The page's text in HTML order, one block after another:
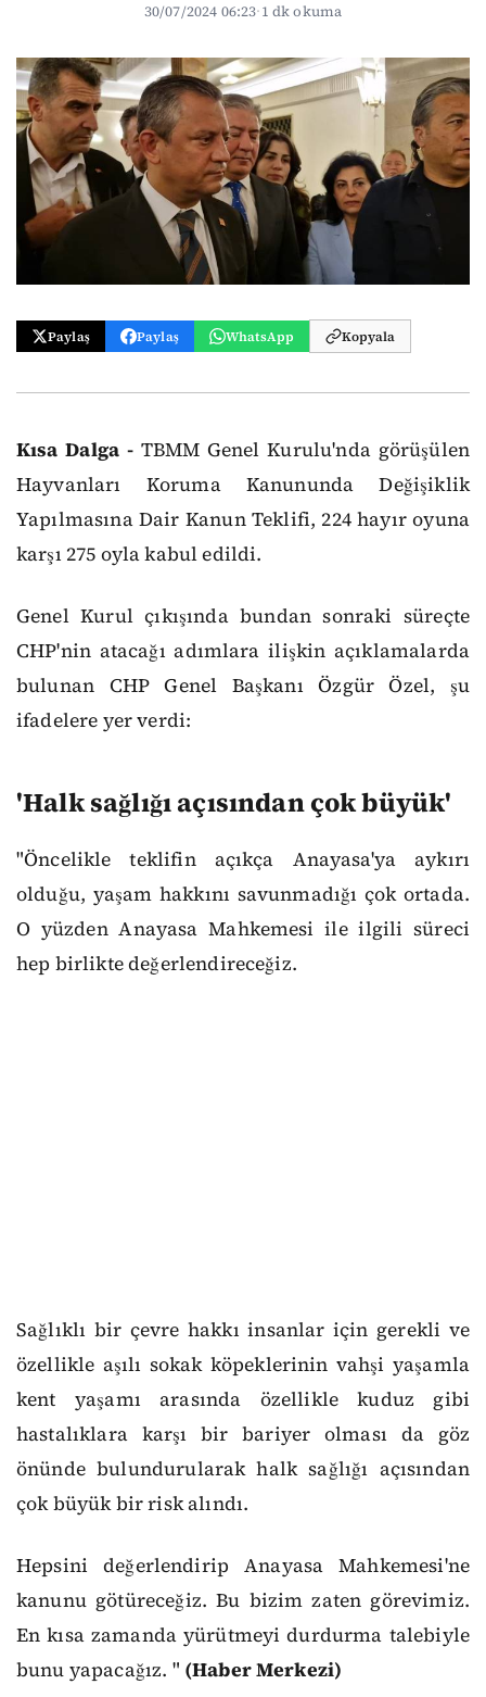
30/07/2024 06:23·1 dk okuma
Paylaş Paylaş WhatsApp Kopyala
Kısa Dalga -TBMM Genel Kurulu'nda görüşülen
Hayvanları Koruma Kanununda Değişiklik
Yapılmasına Dair Kanun Teklifi, 224 hayır oyuna
karşı 275 oyla kabul edildi.
Genel Kurul çıkışında bundan sonraki süreçte
CHP'nin atacağı adımlara ilişkin açıklamalarda
bulunan CHP Genel Başkanı Özgür Özel, şu
ifadelere yer verdi:
'Halk sağlığı açısından çok büyük'
"Öncelikle teklifin açıkça Anayasa'ya aykırı
olduğu, yaşam hakkını savunmadığı çok ortada.
O yüzden Anayasa Mahkemesi ile ilgili süreci
hep birlikte değerlendireceğiz.
Sağlıklı bir çevre hakkı insanlar için gerekli ve
özellikle aşılı sokak köpeklerinin vahşi yaşamla
kent yaşamı arasında özellikle kuduz gibi
hastalıklara karşı bir bariyer olması da göz
önünde bulundurularak halk sağlığı açısından
çok büyük bir risk alındı.
Hepsini değerlendirip Anayasa Mahkemesi'ne
kanunu götüreceğiz. Bu bizim zaten görevimiz.
En kısa zamanda yürütmeyi durdurma talebiyle
bunu yapacağız. " (Haber Merkezi)